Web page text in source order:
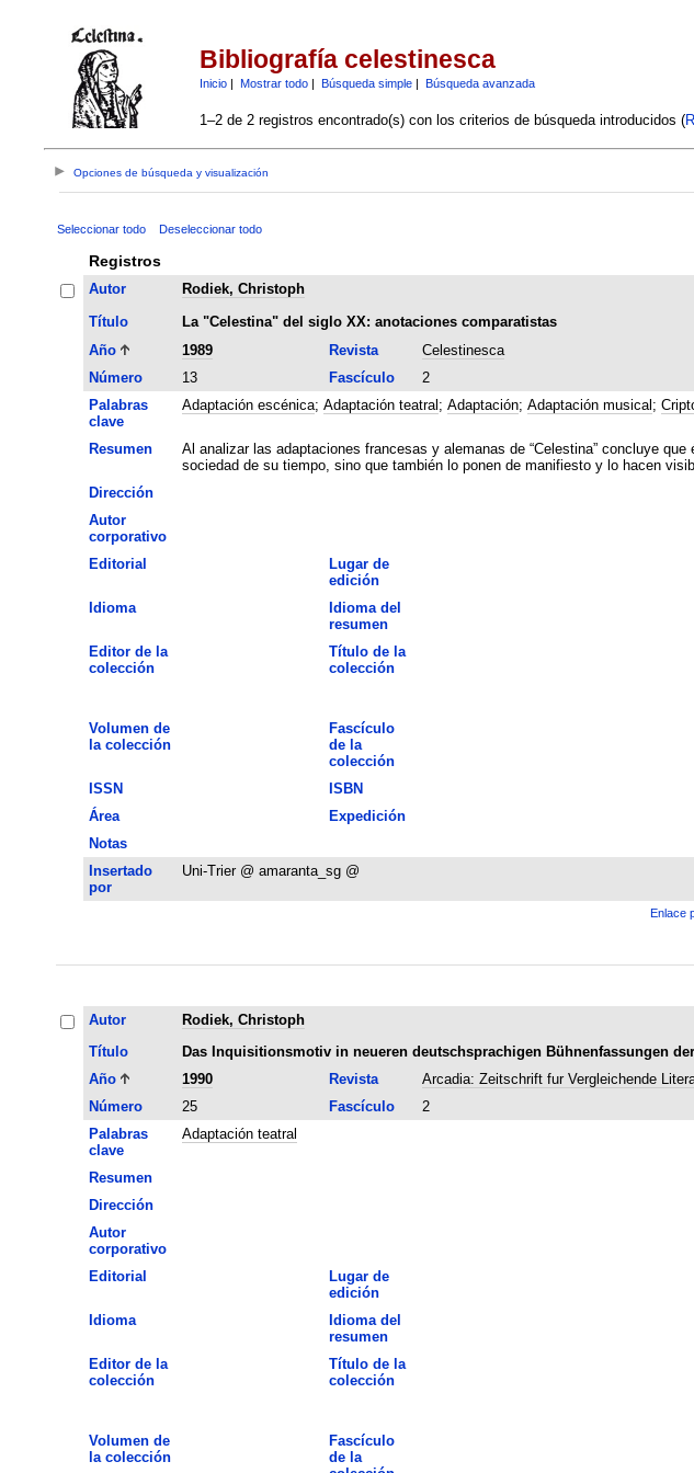
Bibliografía celestinesca
Inicio| Mostrar todo| Búsqueda simple| Búsqueda avanzada
1–2 de 2 registros encontrado(s) con los criterios de búsqueda introducidos (
Opciones de búsqueda y visualización
Seleccionar todo Deseleccionar todo
Registros
Autor
Rodiek, Christoph
Título
La "Celestina" del siglo XX: anotaciones comparatistas
Año
1989 Revista Celestinesca
Número
13 Fascículo 2
Palabras
clave
Adaptación escénica; Adaptación teatral ; Adaptación; Adaptación musical ;
Resumen
Al analizar las adaptaciones francesas y alemanas de “Celestina” concluye
sociedad de su tiempo, sino que también lo ponen de manifiesto y lo hacen
Dirección
Autor
corporativo
Editorial
Lugar de
edición
Idioma
Idioma del
resumen
Editor de la
colección
Título de la
colección
Volumen de
la colección
Fascículo
de la
colección
ISSN ISBN
Área
Expedición
Notas
Insertado
por
Uni-Trier @ amaranta_sg @
Enlace
Autor
Rodiek, Christoph
Título
Das Inquisitionsmotiv in neueren deutschsprachigen Bühnenfassungen
Año
1990 Revista Arcadia: Zeitschrift fur Vergleichende
Número
25 Fascículo 2
Palabras
clave
Adaptación teatral
Resumen
Dirección
Autor
corporativo
Editorial
Lugar de
edición
Idioma
Idioma del
resumen
Editor de la
colección
Título de la
colección
Volumen de
la colección
Fascículo
de la